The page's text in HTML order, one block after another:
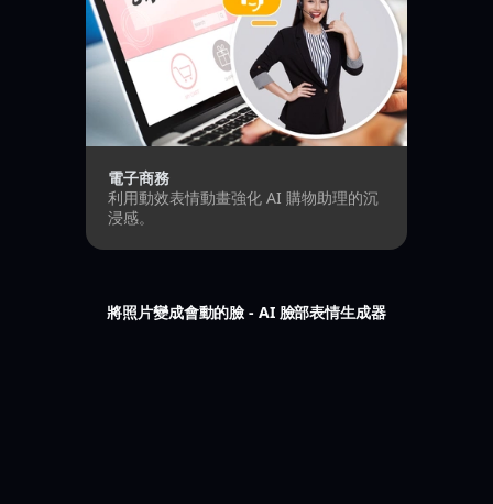
電子商務
利用動效表情動畫強化 AI 購物助理的沉
浸感。
將照片變成會動的臉 - AI 臉部表情生成器